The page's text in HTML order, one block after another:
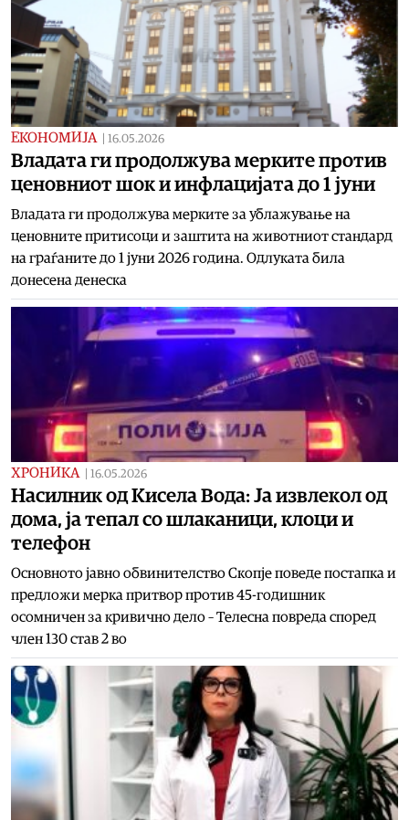
ЕКОНОМИЈА 16.05.2026
Владата ги продолжува мерките против
ценовниот шок и инфлацијата до 1 јуни
Владата ги продолжува мерките за ублажување на
ценовните притисоци и заштита на животниот стандард
на граѓаните до 1 јуни 2026 година. Одлуката била
донесена денеска
ХРОНИКА 16.05.2026
Насилник од Кисела Вода: Ја извлекол од
дома, ја тепал со шлаканици, клоци и
телефон
Основното јавно обвинителство Скопје поведе постапка и
предложи мерка притвор против 45-годишник
осомничен за кривично дело – Телесна повреда според
член 130 став 2 во